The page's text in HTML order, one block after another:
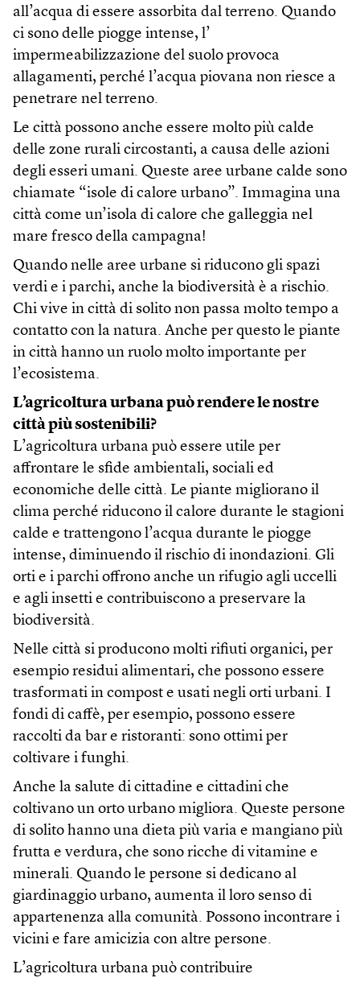
all’acqua di essere assorbita dal terreno. Quando
ci sono delle piogge intense, l’
impermeabilizzazione del suolo provoca
allagamenti, perché l’acqua piovana non riesce a
penetrare nel terreno.
Le città possono anche essere molto più calde
delle zone rurali circostanti, a causa delle azioni
degli esseri umani. Queste aree urbane calde sono
chiamate “isole di calore urbano”. Immagina una
città come un’isola di calore che galleggia nel
mare fresco della campagna!
Quando nelle aree urbane si riducono gli spazi
verdi e i parchi, anche la biodiversità è a rischio.
Chi vive in città di solito non passa molto tempo a
contatto con la natura. Anche per questo le piante
in città hanno un ruolo molto importante per
l’ecosistema.
L’agricoltura urbana può rendere le nostre
città più sostenibili?
L’agricoltura urbana può essere utile per
affrontare le sfide ambientali, sociali ed
economiche delle città. Le piante migliorano il
clima perché riducono il calore durante le stagioni
calde e trattengono l’acqua durante le piogge
intense, diminuendo il rischio di inondazioni. Gli
orti e i parchi offrono anche un rifugio agli uccelli
e agli insetti e contribuiscono a preservare la
biodiversità.
Nelle città si producono molti rifiuti organici, per
esempio residui alimentari, che possono essere
trasformati in compost e usati negli orti urbani. I
fondi di caffè, per esempio, possono essere
raccolti da bar e ristoranti: sono ottimi per
coltivare i funghi.
Anche la salute di cittadine e cittadini che
coltivano un orto urbano migliora. Queste persone
di solito hanno una dieta più varia e mangiano più
frutta e verdura, che sono ricche di vitamine e
minerali. Quando le persone si dedicano al
giardinaggio urbano, aumenta il loro senso di
appartenenza alla comunità. Possono incontrare i
vicini e fare amicizia con altre persone.
L’agricoltura urbana può contribuire